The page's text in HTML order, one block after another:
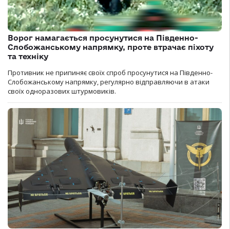
Ворог намагається просунутися на Південно-
Слобожанському напрямку, проте втрачає піхоту
та техніку
Противник не припиняє своїх спроб просунутися на Південно-
Слобожанському напрямку, регулярно відправляючи в атаки
своїх одноразових штурмовиків.